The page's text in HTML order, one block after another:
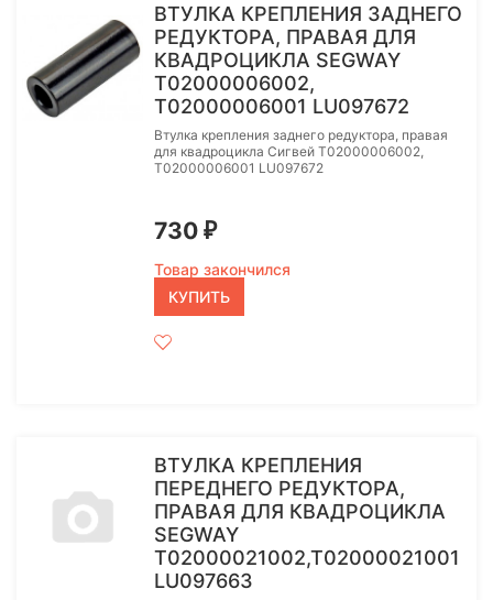
ВТУЛКА КРЕПЛЕНИЯ ЗАДНЕГО
РЕДУКТОРА, ПРАВАЯ ДЛЯ
КВАДРОЦИКЛА SEGWAY
T02000006002,
T02000006001 LU097672
Втулка крепления заднего редуктора, правая
для квадроцикла Сигвей T02000006002,
T02000006001 LU097672
730 ₽
Товар закончился
КУПИТЬ
ВТУЛКА КРЕПЛЕНИЯ
ПЕРЕДНЕГО РЕДУКТОРА,
ПРАВАЯ ДЛЯ КВАДРОЦИКЛА
SEGWAY
T02000021002,T02000021001
LU097663